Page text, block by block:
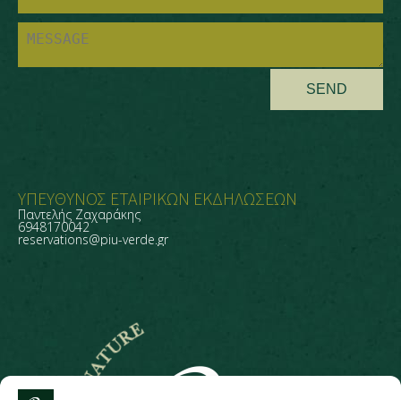
SEND
ΥΠΕΥΘΥΝΟΣ ΕΤΑΙΡΙΚΩΝ ΕΚΔΗΛΩΣΕΩΝ
Παντελής Ζαχαράκης
6948170042
reservations@piu-verde.gr
I
T
H
NA
T